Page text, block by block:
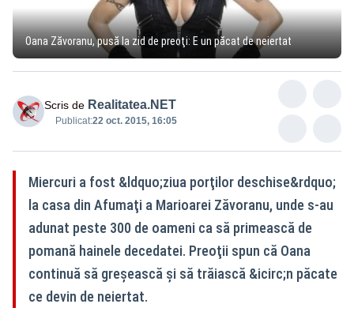
Oana Zăvoranu, pusă la zid de preoţi: E un păcat de neiertat
Scris de Realitatea.NET
Publicat:22 oct. 2015, 16:05
Miercuri a fost &ldquo;ziua porţilor deschise&rdquo;
la casa din Afumaţi a Marioarei Zăvoranu, unde s-au
adunat peste 300 de oameni ca să primească de
pomană hainele decedatei. Preoţii spun că Oana
continuă să greşească şi să trăiască &icirc;n păcate
ce devin de neiertat.